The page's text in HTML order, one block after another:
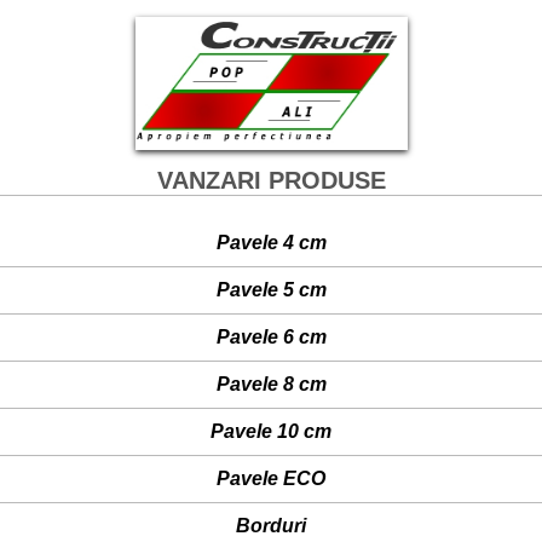
VANZARI PRODUSE
Pavele 4 cm
- Pietonale
- Placa pentru placare
Pavele 5 cm
- Carosabila pietonala
- Pietonala
Pavele 6 cm
- Carosabila pietonala
- Dala
Pavele 8 cm
- Carosabila pietonala
Pavele 10 cm
- Pietonala
- Carosabila pietonala
Pavele ECO
- Carosabila pietonala
Borduri